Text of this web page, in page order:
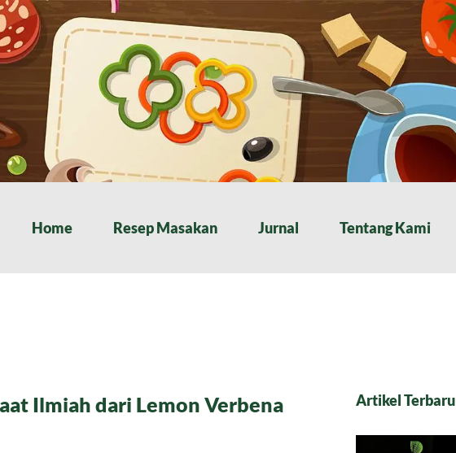
Home Resep Masakan Jurnal Tentang Kami
Ilmiah dari Lemon Verbena
Artikel Terbaru